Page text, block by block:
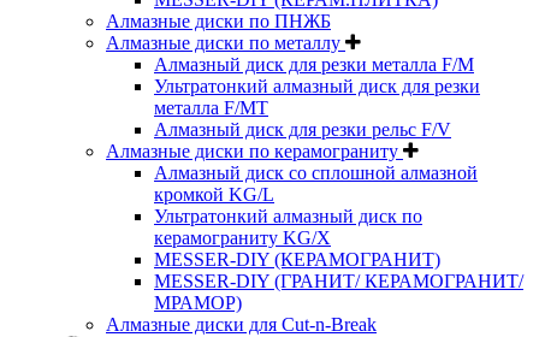
Алмазные диски по ПНЖБ
Алмазные диски по металлу
Алмазный диск для резки металла F/M
Ультратонкий алмазный диск для резки
металла F/MT
Алмазный диск для резки рельс F/V
Алмазные диски по керамограниту
Алмазный диск со сплошной алмазной
кромкой KG/L
Ультратонкий алмазный диск по
керамограниту KG/X
MESSER-DIY (КЕРАМОГРАНИТ)
MESSER-DIY (ГРАНИТ/ КЕРАМОГРАНИТ/
МРАМОР)
Алмазные диски для Cut-n-Break